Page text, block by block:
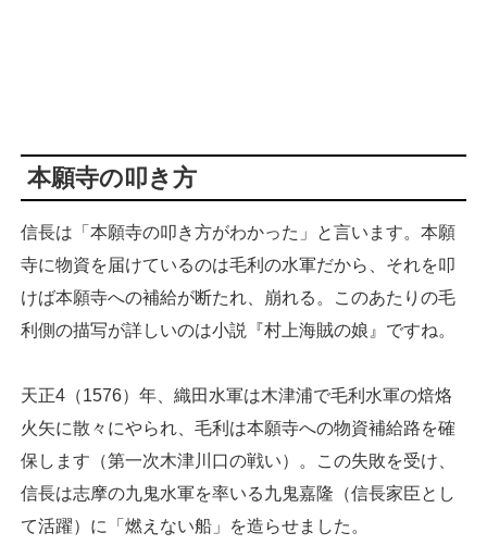
本願寺の叩き方
信長は「本願寺の叩き方がわかった」と言います。本願
寺に物資を届けているのは毛利の水軍だから、それを叩
けば本願寺への補給が断たれ、崩れる。このあたりの毛
利側の描写が詳しいのは小説『村上海賊の娘』ですね。
天正4（1576）年、織田水軍は木津浦で毛利水軍の焙烙
火矢に散々にやられ、毛利は本願寺への物資補給路を確
保します（第一次木津川口の戦い）。この失敗を受け、
信長は志摩の九鬼水軍を率いる九鬼嘉隆（信長家臣とし
て活躍）に「燃えない船」を造らせました。